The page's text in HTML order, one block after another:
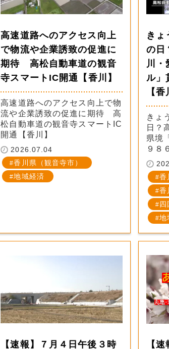
高速道路へのアクセス向上
で物流や企業誘致の促進に
期待 高松自動車道の観音
寺スマートIC開通【香川】
高速道路へのアクセス向上で物
流や企業誘致の促進に期待 高
松自動車道の観音寺スマートIC
開通【香川】
2026.07.04
香川県（観音寺市）
地域経済
きょ
の日
川・
ル」
【香
きょ
日？
県境
９８
香
香
四
地
【速報】７月４日午後３時
【